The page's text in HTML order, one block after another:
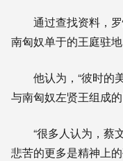
通过查找资料，罗
南匈奴单于的王庭驻
他认为，“彼时的
与南匈奴左贤王组成
“很多人认为，蔡
悲苦的更多是精神上